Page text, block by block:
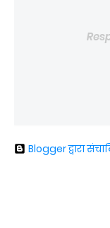
Blogger द्वारा